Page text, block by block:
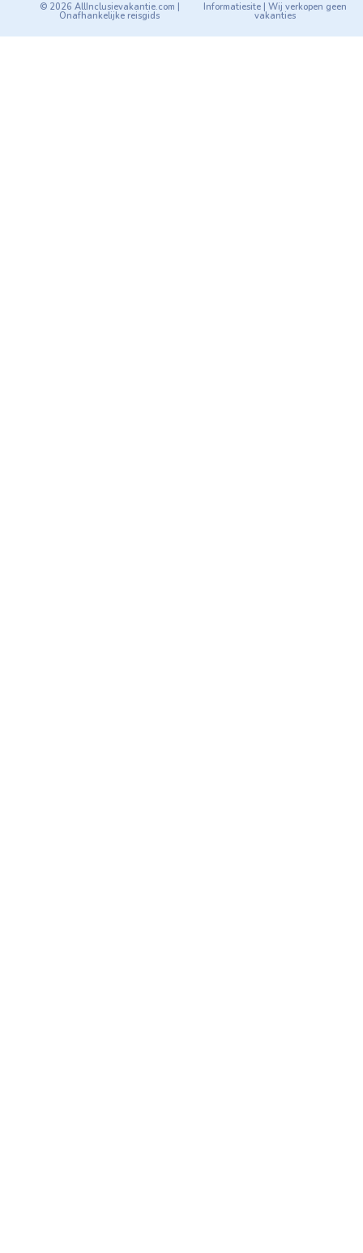
© 2026 AllInclusievakantie.com |
Onafhankelijke reisgids
Informatiesite | Wij verkopen geen
vakanties